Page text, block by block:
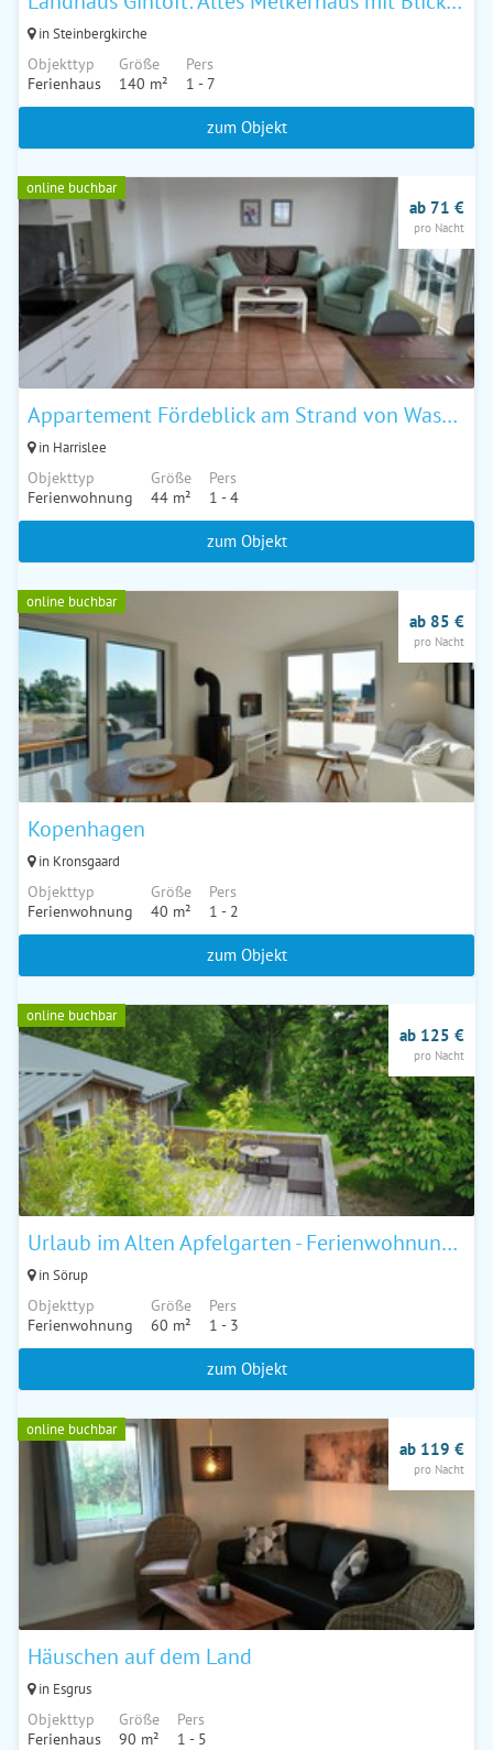
in Steinbergkirche
Objekttyp
Ferienhaus
Größe
140 m²
Pers
1 - 7
zum Objekt
online buchbar
Appartement Fördeblick am Strand von Wassersleben / App. 631
in Harrislee
Objekttyp
Ferienwohnung
Größe
44 m²
Pers
1 - 4
ab 71 €
pro Nacht
zum Objekt
online buchbar
Kopenhagen
in Kronsgaard
Objekttyp
Ferienwohnung
Größe
40 m²
Pers
1 - 2
ab 85 €
pro Nacht
zum Objekt
online buchbar
Urlaub im Alten Apfelgarten - Ferienwohnung Kastanienterrasse
in Sörup
Objekttyp
Ferienwohnung
Größe
60 m²
Pers
1 - 3
ab 125 €
pro Nacht
zum Objekt
online buchbar
Häuschen auf dem Land
in Esgrus
Objekttyp
Ferienhaus
Größe
90 m²
Pers
1 - 5
ab 119 €
pro Nacht